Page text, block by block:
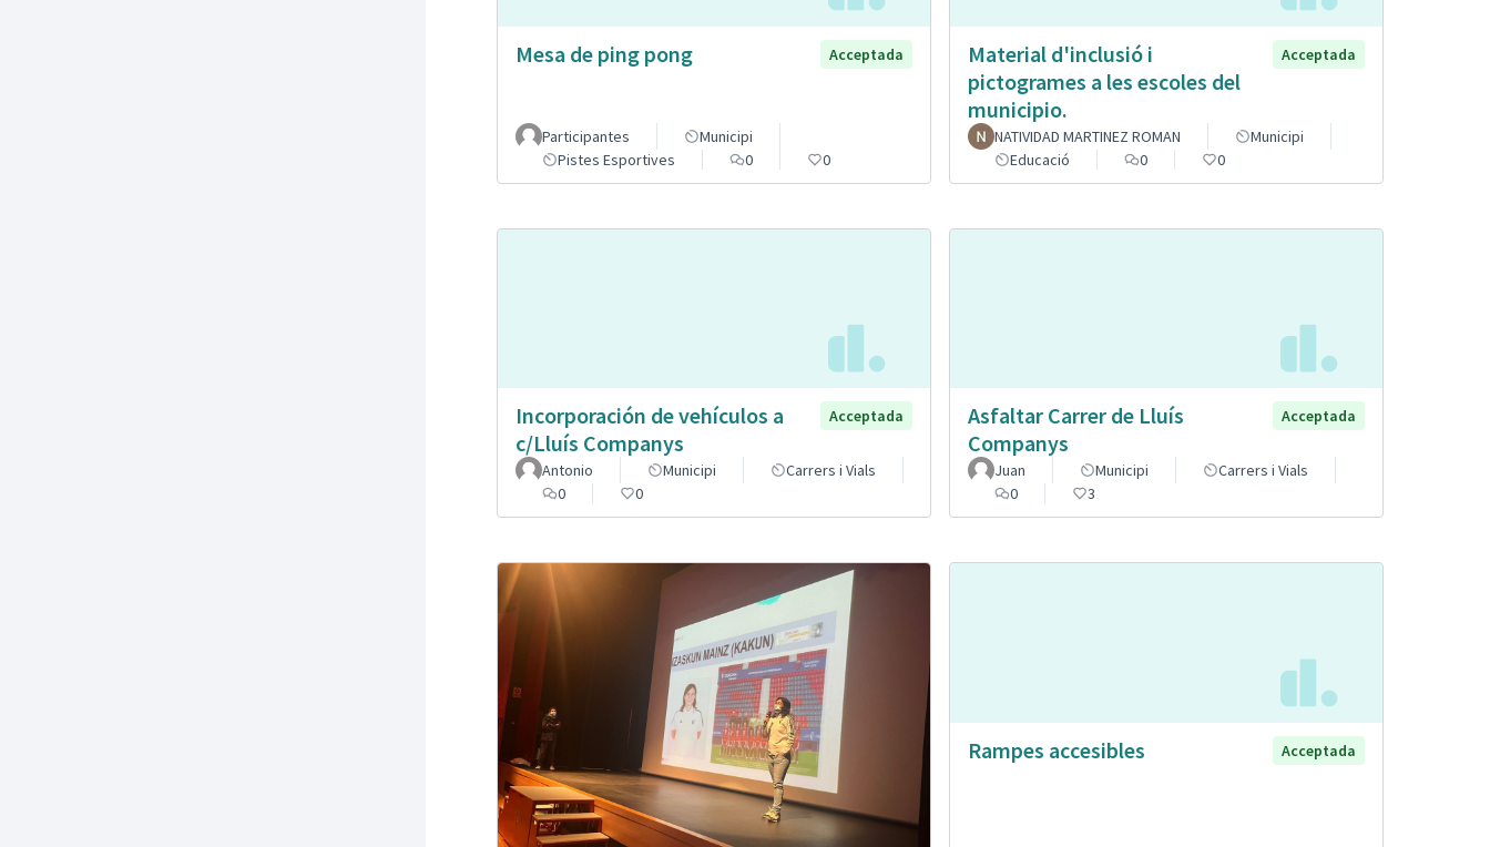
Mesa de ping pong Acceptada
Participantes
Municipi
Pistes Esportives
0 0
Material d'inclusió i
pictogrames a les escoles del
municipio.
Acceptada
NATIVIDAD MARTINEZ ROMAN
Municipi
Educació
0 0
Incorporación de vehículos a
c/Lluís Companys
Acceptada
Antonio Municipi
Carrers i Vials
0
0
Asfaltar Carrer de Lluís
Companys
Acceptada
Juan Municipi
Carrers i Vials
0
3
Rampes accesibles Acceptada